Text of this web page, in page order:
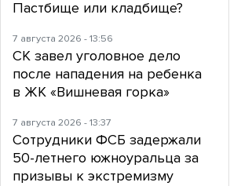
Пастбище или кладбище?
7 августа 2026 - 13:56
СК завел уголовное дело
после нападения на ребенка
в ЖК «Вишневая горка»
7 августа 2026 - 13:37
Сотрудники ФСБ задержали
50-летнего южноуральца за
призывы к экстремизму